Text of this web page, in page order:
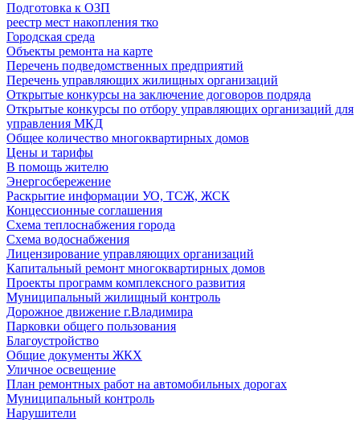
Подготовка к ОЗП
реестр мест накопления тко
Городская среда
Объекты ремонта на карте
Перечень подведомственных предприятий
Перечень управляющих жилищных организаций
Открытые конкурсы на заключение договоров подряда
Открытые конкурсы по отбору управляющих организаций для
управления МКД
Общее количество многоквартирных домов
Цены и тарифы
В помощь жителю
Энергосбережение
Раскрытие информации УО, ТСЖ, ЖСК
Концессионные соглашения
Схема теплоснабжения города
Схема водоснабжения
Лицензирование управляющих организаций
Капитальный ремонт многоквартирных домов
Проекты программ комплексного развития
Муниципальный жилищный контроль
Дорожное движение г.Владимира
Парковки общего пользования
Благоустройство
Общие документы ЖКХ
Уличное освещение
План ремонтных работ на автомобильных дорогах
Муниципальный контроль
Нарушители